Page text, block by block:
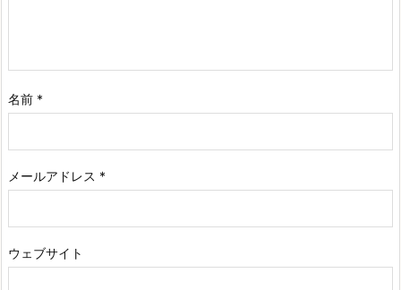
名前 *
メールアドレス *
ウェブサイト